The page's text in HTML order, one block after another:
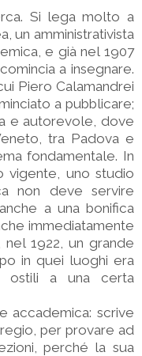
Si lega molto a
un amministrativista
e già nel 1907
a insegnare.
Piero Calamandrei
a pubblicare;
e autorevole, dove
tra Padova e
fondamentale. In
vigente, uno studio
non deve servire
a una bonifica
immediatamente
1922, un grande
in quei luoghi era
ostili a una certa
accademica: scrive
per provare ad
perché la sua